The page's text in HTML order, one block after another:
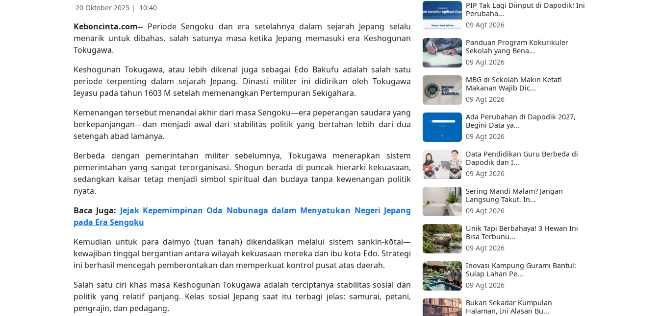
20 Oktober 2025 | 10:40
Keboncinta.com-- Periode Sengoku dan era setelahnya dalam sejarah Jepang selalu
menarik untuk dibahas. salah satunya masa ketika Jepang memasuki era Keshogunan
Tokugawa.
Keshogunan Tokugawa, atau lebih dikenal juga sebagai Edo Bakufu adalah salah satu
periode terpenting dalam sejarah Jepang. Dinasti militer ini didirikan oleh Tokugawa
Ieyasu pada tahun 1603 M setelah memenangkan Pertempuran Sekigahara.
Kemenangan tersebut menandai akhir dari masa Sengoku—era peperangan saudara yang
berkepanjangan—dan menjadi awal dari stabilitas politik yang bertahan lebih dari dua
setengah abad lamanya.
Berbeda dengan pemerintahan militer sebelumnya, Tokugawa menerapkan sistem
pemerintahan yang sangat terorganisasi. Shogun berada di puncak hierarki kekuasaan,
sedangkan kaisar tetap menjadi simbol spiritual dan budaya tanpa kewenangan politik
nyata.
Baca Juga: Jejak Kepemimpinan Oda Nobunaga dalam Menyatukan Negeri Jepang
pada Era Sengoku
Kemudian untuk para daimyo (tuan tanah) dikendalikan melalui sistem sankin-kōtai—
kewajiban tinggal bergantian antara wilayah kekuasaan mereka dan ibu kota Edo. Strategi
ini berhasil mencegah pemberontakan dan memperkuat kontrol pusat atas daerah.
Salah satu ciri khas masa Keshogunan Tokugawa adalah terciptanya stabilitas sosial dan
politik yang relatif panjang. Kelas sosial Jepang saat itu terbagi jelas: samurai, petani,
pengrajin, dan pedagang.
PIP Tak Lagi Diinput di Dapodik! Ini
Perubaha...
09 Agt 2026
Panduan Program Kokurikuler
Sekolah yang Bena...
09 Agt 2026
MBG di Sekolah Makin Ketat!
Makanan Wajib Dic...
09 Agt 2026
Ada Perubahan di Dapodik 2027,
Begini Data ya...
09 Agt 2026
Data Pendidikan Guru Berbeda di
Dapodik dan I...
09 Agt 2026
Sering Mandi Malam? Jangan
Langsung Takut, In...
09 Agt 2026
Unik Tapi Berbahaya! 3 Hewan Ini
Bisa Terbunu...
09 Agt 2026
Inovasi Kampung Gurami Bantul:
Sulap Lahan Pe...
09 Agt 2026
Bukan Sekadar Kumpulan
Halaman, Ini Alasan Bu...